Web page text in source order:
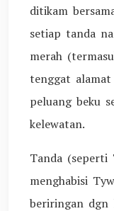
ditikam
setiap tanda
merah
tenggat
peluang beku
kelewatan.
Tanda (seperti
menghabisi
beriringan dgn